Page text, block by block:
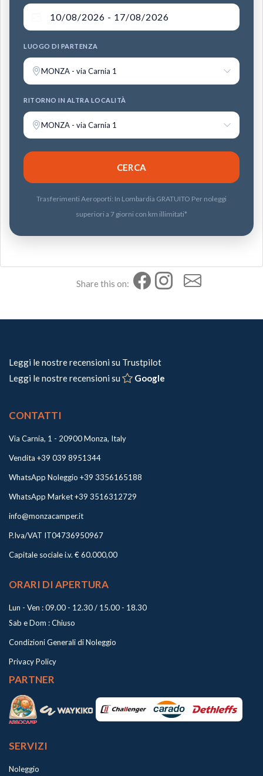
LUOGO DI PARTENZA
MONZA - via Carnia 1
RITORNO IN ALTRA LOCALITÀ
MONZA - via Carnia 1
Trasferimenti Aeroporti: In Lombardia GRATUITO Per noleggi
superiori a 7 giorni con km illimitati*
Share this on:
Leggi le nostre recensioni su Trustpilot
Leggi le nostre recensioni su
Google
CONTATTI
Via Carnia, 1 - 20900 Monza, Italy
Vendita +39 039 8951344
WhatsApp Noleggio +39 3356165188
WhatsApp Market +39 3516312729
info@monzacamper.it
P.Iva/VAT IT04736950967
Capitale sociale i.v. € 60.000,00
ORARI DI APERTURA
Lun - Ven : 09.00 - 12.30 / 15.00 - 18.30
Sab e Dom : Chiuso
Condizioni Generali di Noleggio
Privacy Policy
PARTNER
SERVIZI
Noleggio